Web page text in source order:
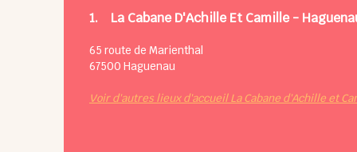
1. La Cabane D'Achille Et Camille -
65 route de Marienthal
67500 Haguenau
Voir d'autres lieux d'accueil La Cabane d'Achille et